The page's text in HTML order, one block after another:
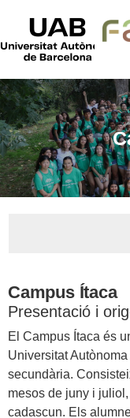
Campus Ítaca
Presentació i
El Campus Ítaca és
Universitat
secundària.
mesos de juny i
cadascun. Els